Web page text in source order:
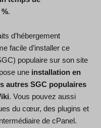
.
d’hébergement
facile d’installer ce
populaire sur son site
une installation en
autres SGC populaires
. Vous pouvez aussi
du cœur, des plugins et
de cPanel.